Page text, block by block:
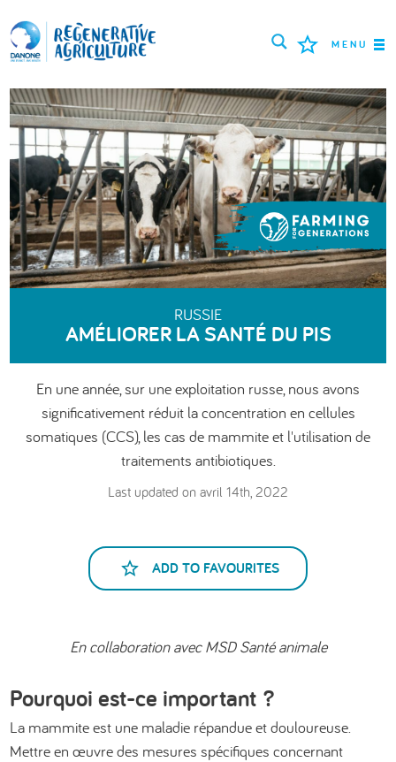
MENU
MISSION
AGRICULTEURS
BONNES PRATIQUES
OUTILS
LOGIN
ROMÂNĂ
POLSKI NEDERLANDS FRANÇAIS
ENGLISH
العربية
RUSSIE
AMÉLIORER LA SANTÉ DU PIS
En une année, sur une exploitation russe, nous avons
significativement réduit la concentration en cellules
somatiques (CCS), les cas de mammite et l'utilisation de
traitements antibiotiques.
Last updated on avril 14th, 2022
ADD TO FAVOURITES
En collaboration avec MSD Santé animale
Pourquoi est-ce important ?
La mammite est une maladie répandue et douloureuse.
Mettre en œuvre des mesures spécifiques concernant